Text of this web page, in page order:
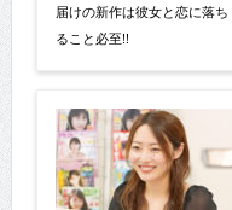
届けの新作は彼女と恋に落ち
ること必至!!